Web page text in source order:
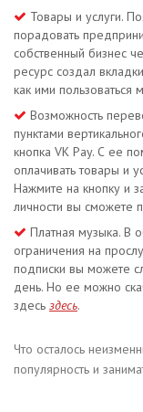
Товары и услуги.
порадовать
собственный бизнес
ресурс создал
как ими пользоваться
Возможность
пунктами
кнопка VK Pay. С ее
оплачивать товары и
Нажмите на кнопку и
личности вы сможете
Платная музыка. В
ограничения на
подписки вы можете
день. Но ее можно
здесь здесь.
Что осталось
популярность и